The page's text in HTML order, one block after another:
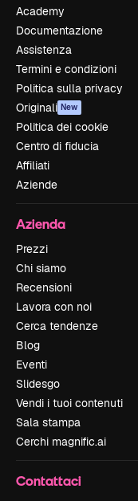
Academy
Documentazione
Assistenza
Termini e condizioni
Politica sulla privacy
Originali New
Politica dei cookie
Centro di fiducia
Affiliati
Aziende
Azienda
Prezzi
Chi siamo
Recensioni
Lavora con noi
Cerca tendenze
Blog
Eventi
Slidesgo
Vendi i tuoi contenuti
Sala stampa
Cerchi magnific.ai
Contattaci